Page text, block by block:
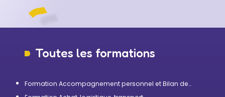
Toutes les formations
Formation Accompagnement personnel et Bilan de